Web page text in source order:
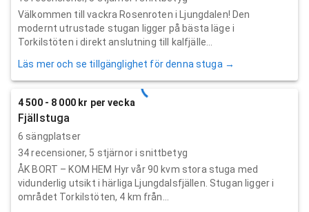
Välkommen till vackra Rosenroten i Ljungdalen! Den
modernt utrustade stugan ligger på bästa läge i
Torkilstöten i direkt anslutning till kalfjälle...
Läs mer och se tillgänglighet för denna stuga →
4 500 - 8 000 kr per vecka
Fjällstuga
6 sängplatser
34recensioner, 5 stjärnor i snittbetyg
ÅK BORT – KOM HEM Hyr vår 90 kvm stora stuga med
vidunderlig utsikt i härliga Ljungdalsfjällen. Stugan ligger i
området Torkilstöten, 4 km från...